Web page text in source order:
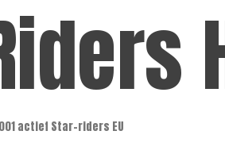
actief Star-riders EU